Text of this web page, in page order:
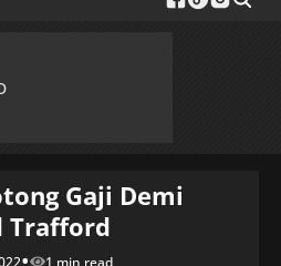
Gaji Demi
Trafford
1 min read